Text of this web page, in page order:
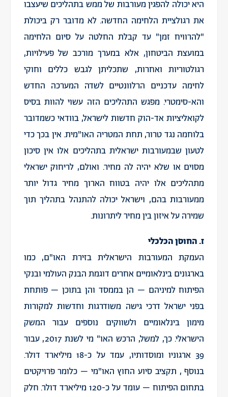
היא יכולה להפגין מעורבות של ממש בתהליכים שיעצבו
את רגולציית הלחימה החדשה. לא מדובר רק ביכולת
"להרוויח זמן" עד קבלת החלטה על סיום הלחימה
במועצת הביטחון, אלא במערך מורכב של פעילויות,
רגולטוריות ואחרות, שתכליתן לגבש כללים וחוקי
לחימה עדכניים הרלוונטיים לשדה המערכה החדש
והא-סימטרי. מפגש התהליכים הזה עשוי להוות בסיס
לקואליציות אד-הוק חדשות לישראל, בוודאי כשמדובר
בלוחמה נגד טרור, תחת המטריה האו"מית. אין בכך כדי
לטעון שבמעורבות ישראלית בתהליכים אלו אין סיכון
מסוים או שלא יהיה לה מחיר. ואולם, לריחוק ישראלי
מתהליכים אלו יהיה בטווח הארוך מחיר גדול יותר
ממעורבות בהם, וישראל יכולה להתנהל בתהליך תוך
שמירה על איזון בין מחיר ליתרונות.
ז. החוסן הכלכלי
העמקת המעורבות הישראלית בזירת האו"ם, כמו
בארגונים בינלאומיים אחרים דוגמת הבנק העולמי ובנקי
הפיתוח למיניהם – הן בממסד והן בתוכן – פותחת
בפני ישראל דרכי גישה משודרגות וחדשות למקורות
מימון בינלאומיים ולשווקים נוספים עבור המשק
הישראלי. כך, למשל, הרכש האו" מי לשנת 2017, עבור
39 ארגוניו ומוסדותיו, עמד על כ-18 מיליארד דולר.
בנוסף , תקציב סיוע החוץ האו"מי – כלומר פרויקטים
בתחום הפיתוח – עומד על כ-120 מיליארד דולר. חלק